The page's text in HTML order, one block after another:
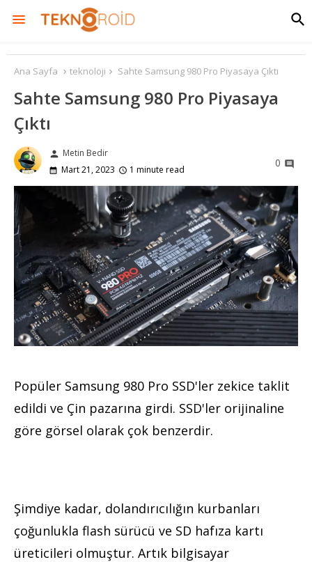
Ana Sayfa teknoloji Sahte Samsung 980 Pro Piyasaya Çıktı
Sahte Samsung 980 Pro Piyasaya
Çıktı
person Metin Bedir
Mart 21, 2023
1 minute read
0
Popüler Samsung 980 Pro SSD'ler zekice taklit
edildi ve Çin pazarına girdi. SSD'ler orijinaline
göre görsel olarak çok benzerdir.
Şimdiye kadar, dolandırıcılığın kurbanları
çoğunlukla flash sürücü ve SD hafıza kartı
üreticileri olmuştur. Artık bilgisayar